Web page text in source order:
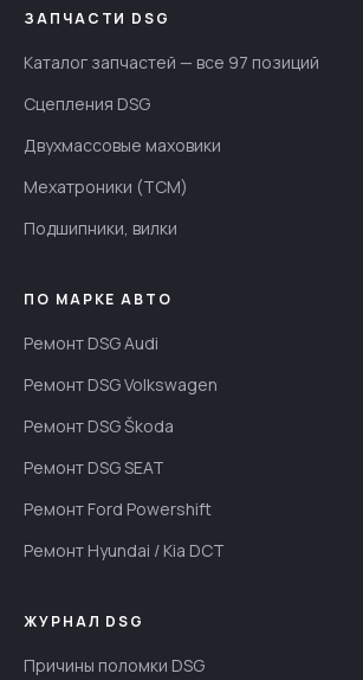
ЗАПЧАСТИ DSG
Каталог запчастей — все 97 позиций
Сцепления DSG
Двухмассовые маховики
Мехатроники (TCM)
Подшипники, вилки
ПО МАРКЕ АВТО
Ремонт DSG Audi
Ремонт DSG Volkswagen
Ремонт DSG Škoda
Ремонт DSG SEAT
Ремонт Ford Powershift
Ремонт Hyundai / Kia DCT
ЖУРНАЛ DSG
Причины поломки DSG